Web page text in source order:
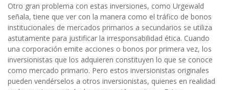
Otro gran problema con estas inversiones, como Urgewald
señala, tiene que ver con la manera como el tráfico de bonos
institucionales de mercados primarios a secundarios se utiliza
astutamente para justificar la irresponsabilidad ética. Cuando
una corporación emite acciones o bonos por primera vez, los
inversionistas que los adquieren constituyen lo que se conoce
como mercado primario. Pero estos inversionistas originales
pueden vendérselos a otros inversionistas, quienes en realidad